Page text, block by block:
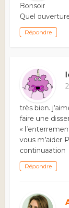
Bonsoir
Quel
Répondre
très bien.
faire une
«
vous m’aider
continuaation
Répondre